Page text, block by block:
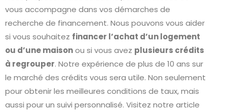
vous accompagne dans vos démarches de
recherche de financement. Nous pouvons vous aider
si vous souhaitez financer l’achat d’un logement
ou d’une maisonou si vous avez plusieurs crédits
à regrouper. Notre expérience de plus de 10 ans sur
le marché des crédits vous sera utile. Non seulement
pour obtenir les meilleures conditions de taux, mais
aussi pour un suivi personnalisé. Visitez notre article